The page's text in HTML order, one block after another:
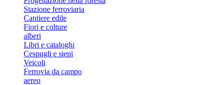
Stazione ferroviaria
Cantiere edile
Fiori e colture
alberi
Libri e cataloghi
Cespugli e siepi
Veicoli
Ferrovia da campo
aereo